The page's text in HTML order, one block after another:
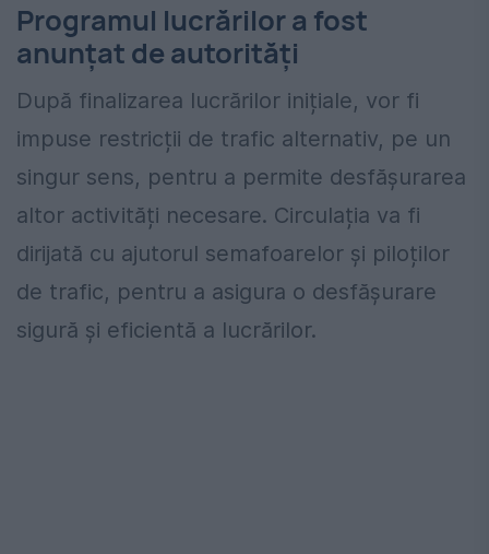
Programul lucrărilor a fost
anunțat de autorități
După finalizarea lucrărilor inițiale, vor fi
impuse restricții de trafic alternativ, pe un
singur sens, pentru a permite desfășurarea
altor activități necesare. Circulația va fi
dirijată cu ajutorul semafoarelor și piloților
de trafic, pentru a asigura o desfășurare
sigură și eficientă a lucrărilor.